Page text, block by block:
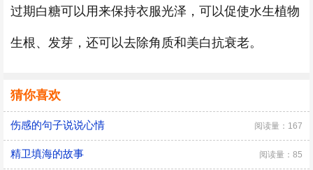
过期白糖可以用来保持衣服光泽，可以促使水生植物
生根、发芽，还可以去除角质和美白抗衰老。
猜你喜欢
伤感的句子说说心情 阅读量：167
精卫填海的故事 阅读量：85